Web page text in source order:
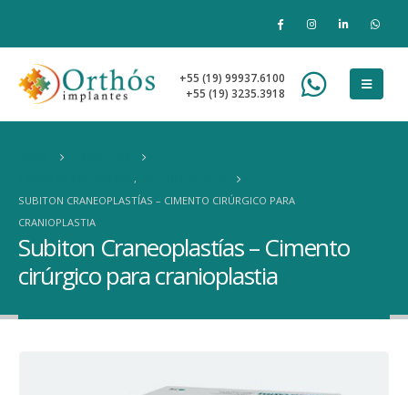
+55 (19) 99937.6100
+55 (19) 3235.3918
,
SUBITON CRANEOPLASTÍAS – CIMENTO CIRÚRGICO PARA
CRANIOPLASTIA
Subiton Craneoplastías – Cimento
cirúrgico para cranioplastia